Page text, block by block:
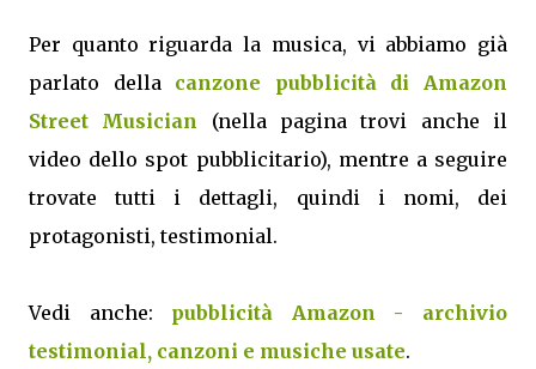
Per quanto riguarda la musica, vi abbiamo già
parlato della canzone pubblicità di Amazon
Street Musician (nella pagina trovi anche il
video dello spot pubblicitario), mentre a seguire
trovate tutti i dettagli, quindi i nomi, dei
protagonisti, testimonial.
Vedi anche: pubblicità Amazon - archivio
testimonial, canzoni e musiche usate.